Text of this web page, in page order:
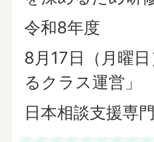
令和8年度
8月17日（月曜
るクラス運営」
日本相談支援専